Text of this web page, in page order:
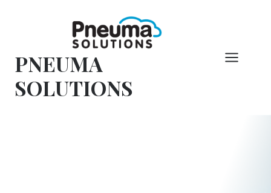
PNEUMA
SOLUTIONS